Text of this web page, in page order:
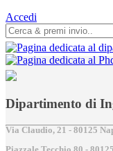
Accedi
Dipartimento di
Via Claudio, 21 - 80125